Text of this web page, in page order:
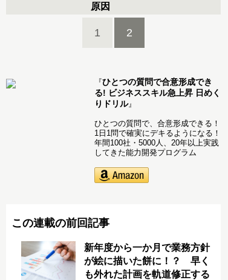
原因
1 2
『ひとつの質問で合意形成でき
る! ビジネススキル急上昇 日めく
りドリル』
ひとつの質問で、合意形成できる！
1日1問で確実にデキるようになる！
年間100社・5000人、20年以上実践
してきた能力開発プログラム
この連載の前回記事
新年度から一か月で業務方針
が絵に描いた餅に！？ 早く
も外れた計画を軌道修正する